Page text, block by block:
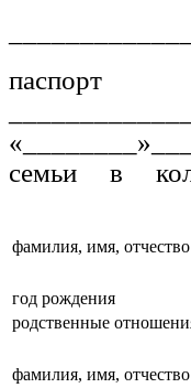
паспорт
семьи в
фамилия, имя, отчество
год рождения
родственные
фамилия, имя, отчество